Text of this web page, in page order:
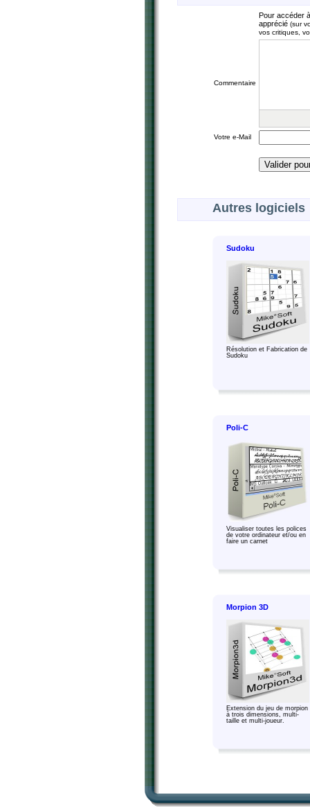
Pour accéder
apprécié (sur
vos critiques,
Commentaire
Votre e-Mail
Autres logiciels
Sudoku
Résolution et Fabrication de
Sudoku
Poli-C
Visualiser toutes les polices
de votre ordinateur et/ou en
faire un carnet
Morpion 3D
Extension du jeu de morpion
à trois dimensions, multi-
taille et multi-joueur.